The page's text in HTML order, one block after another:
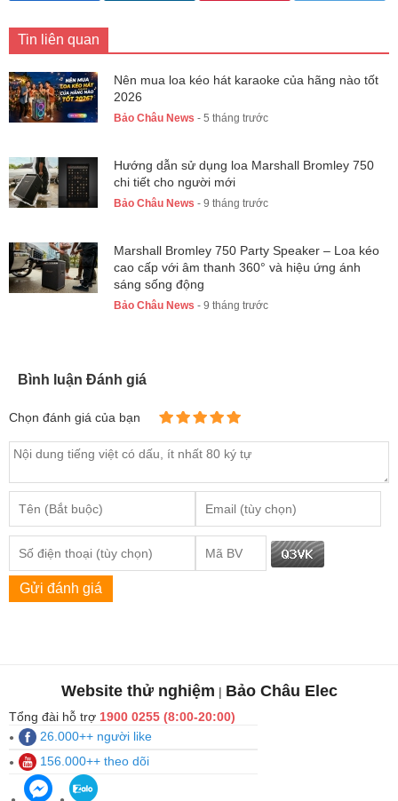
Tin liên quan
Nên mua loa kéo hát karaoke của hãng nào tốt
2026
Bảo Châu News - 5 tháng trước
Hướng dẫn sử dụng loa Marshall Bromley 750
chi tiết cho người mới
Bảo Châu News - 9 tháng trước
Marshall Bromley 750 Party Speaker – Loa kéo
cao cấp với âm thanh 360° và hiệu ứng ánh
sáng sống động
Bảo Châu News - 9 tháng trước
Bình luận Đánh giá
Chọn đánh giá của bạn
Gửi đánh giá
Website thử nghiệm | Bảo Châu Elec
Tổng đài hỗ trợ 1900 0255 (8:00-20:00)
26.000++ người like
156.000++ theo dõi